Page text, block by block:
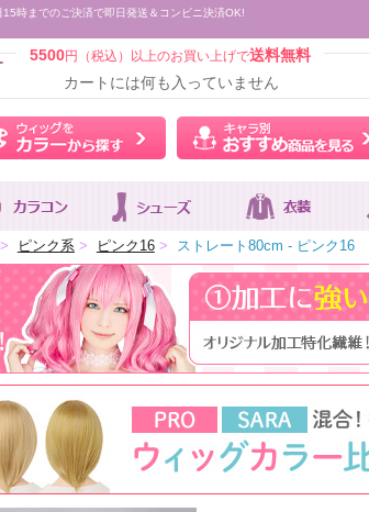
時までのご決済で即日発送＆コンビニ決済OK!
5500円（税込）以上のお買い上げで送料無料
カートには何も入っていません
ウィッグをカラーから探す
> ピンク系 > ピンク16 > ストレート80cm - ピンク16